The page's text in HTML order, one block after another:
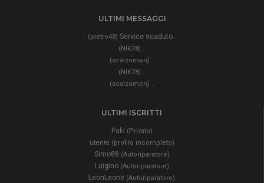
ULTIMI MESSAGGI
(pietro48) Service scaduto..
(NIK78) ..
(scalzomen) ..
(NIK78) ..
(scalzomen) ..
ULTIMI ISCRITTI
Paki (Privato)
utente (profilo incompleto)
Simo88 (Autoriparatore)
Luigino (Autoriparatore)
LeonLeone (Autoriparatore)